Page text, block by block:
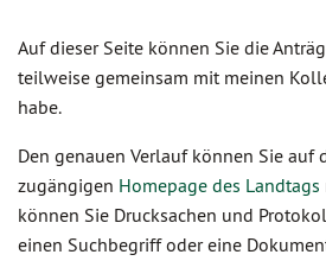
Auf dieser Seite können Sie die
teilweise gemeinsam mit meinen
habe.
Den genauen Verlauf können Sie auf
zugängigen Homepage des Landtags
können Sie Drucksachen und
einen Suchbegriff oder eine